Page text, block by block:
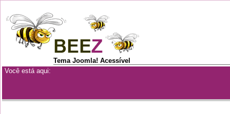
Tema Joomla! Acessível
Você está aqui: